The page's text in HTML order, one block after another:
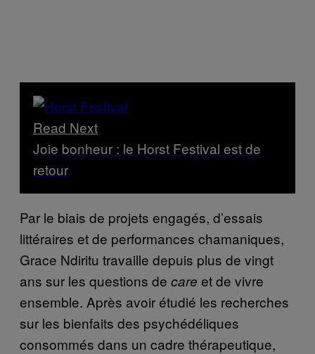
Read Next
Joie bonheur : le Horst Festival est de
retour
Par le biais de projets engagés, d’essais
littéraires et de performances chamaniques,
Grace Ndiritu travaille depuis plus de vingt
ans sur les questions de care et de vivre
ensemble. Après avoir étudié les recherches
sur les bienfaits des psychédéliques
consommés dans un cadre thérapeutique,